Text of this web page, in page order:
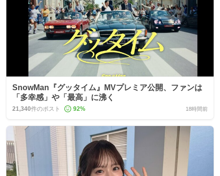
SnowMan『グッタイム』MVプレミア公開、ファンは
「多幸感」や「最高」に沸く
21,340件のポスト 92% 18時間前